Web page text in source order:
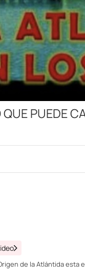
QUE PUEDE
de la Atlántida